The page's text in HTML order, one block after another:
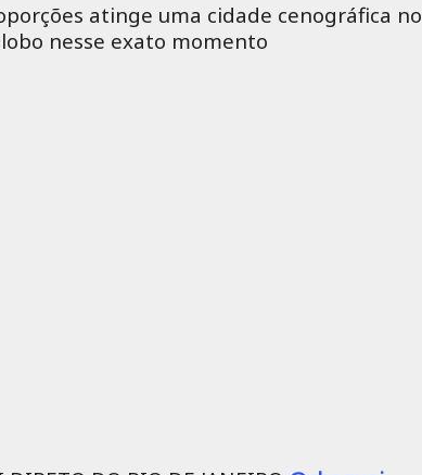
atinge uma cidade cenográfica no
nesse exato momento